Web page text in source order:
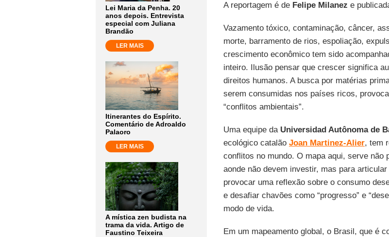
Lei Maria da Penha. 20
anos depois. Entrevista
especial com Juliana
Brandão
LER MAIS
Itinerantes do Espírito.
Comentário de Adroaldo
Palaoro
LER MAIS
A mística zen budista na
trama da vida. Artigo de
Faustino Teixeira
A reportagem é de Felipe Milanez e
Vazamento tóxico, contaminação, câncer,
morte, barramento de rios, espoliação,
crescimento econômico tem sido
inteiro. Ilusão pensar que crescer significa
direitos humanos. A busca por matérias
serem consumidas nos países ricos,
“conflitos ambientais”.
Uma equipe da Universidad Autônoma de
ecológico catalão Joan Martinez-Alier, tem
conflitos no mundo. O mapa aqui, serve não
aonde não devem investir, mas para
provocar uma reflexão sobre o consumo
e desafiar chavões como “progresso” e
modo de vida.
Em um mapeamento global, o Brasil, que é